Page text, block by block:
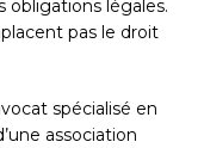
obligations légales.
pas le droit
spécialisé en
association